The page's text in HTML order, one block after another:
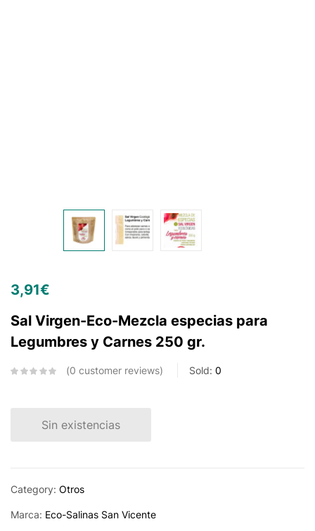
3,91€
Sal Virgen-Eco-Mezcla especias para
Legumbres y Carnes 250 gr.
0 customer reviews Sold: 0
Sin existencias
Category: Otros
Marca: Eco-Salinas San Vicente